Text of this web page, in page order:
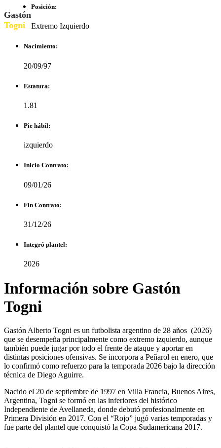
Gastón
Togni
Posición:
Extremo Izquierdo
Nacimiento:
20/09/97
Estatura:
1.81
Pie hábil:
izquierdo
Inicio Contrato:
09/01/26
Fin Contrato:
31/12/26
Integró plantel:
2026
Información sobre Gastón
Togni
Gastón Alberto Togni es un futbolista argentino de 28 años (2026)
que se desempeña principalmente como extremo izquierdo, aunque
también puede jugar por todo el frente de ataque y aportar en
distintas posiciones ofensivas. Se incorpora a Peñarol en enero, que
lo confirmó como refuerzo para la temporada 2026 bajo la dirección
técnica de Diego Aguirre.
Nacido el 20 de septiembre de 1997 en Villa Francia, Buenos Aires,
Argentina, Togni se formó en las inferiores del histórico
Independiente de Avellaneda, donde debutó profesionalmente en
Primera División en 2017. Con el “Rojo” jugó varias temporadas y
fue parte del plantel que conquistó la Copa Sudamericana 2017.